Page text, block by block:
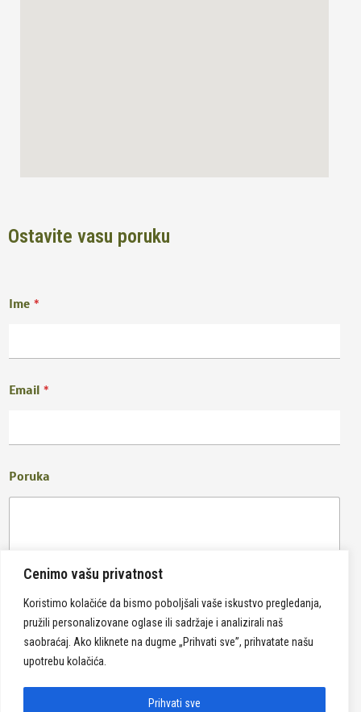
Cenimo vašu privatnost
Koristimo kolačiće da bismo poboljšali vaše iskustvo pregledanja,
pružili personalizovane oglase ili sadržaje i analizirali naš
saobraćaj. Ako kliknete na dugme „Prihvati sve”, prihvatate našu
upotrebu kolačića.
Prihvati sve
Ostavite vasu poruku
Ime *
Email *
Poruka
Pošalji